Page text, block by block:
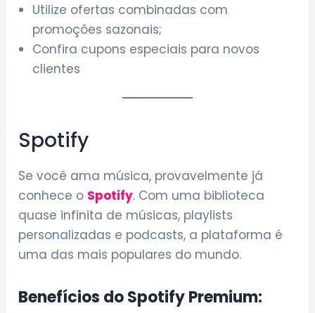
Utilize ofertas combinadas com
promoções sazonais;
Confira cupons especiais para novos
clientes
Spotify
Se você ama música, provavelmente já
conhece o Spotify. Com uma biblioteca
quase infinita de músicas, playlists
personalizadas e podcasts, a plataforma é
uma das mais populares do mundo.
Benefícios do Spotify Premium: